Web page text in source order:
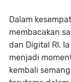
Dalam
membacakan
dan Digital RI.
menjadi
kembali